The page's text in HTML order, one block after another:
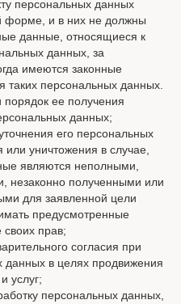
персональных данных
форме, и в них не должны
данные, относящиеся к
данных, за
имеются законные
таких персональных данных.
ее получения
данных;
его персональных
уничтожения в случае,
являются неполными,
незаконно полученными или
для заявленной цели
предусмотренные
прав;
согласия при
данных в целях продвижения
услуг;
персональных данных,